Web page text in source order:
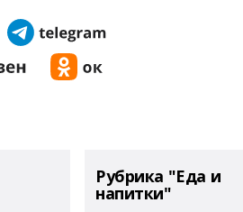
Рубрика "Еда и
напитки"